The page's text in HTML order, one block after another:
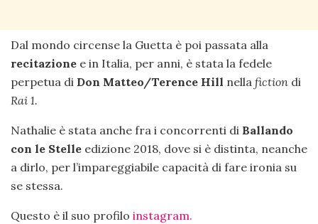
Dal mondo circense la Guetta è poi passata alla
recitazione e in Italia, per anni, è stata la fedele
perpetua di Don Matteo/Terence Hill nella fiction di
Rai 1.
Nathalie è stata anche fra i concorrenti di Ballando
con le Stelle edizione 2018, dove si è distinta, neanche
a dirlo, per l’impareggiabile capacità di fare ironia su
se stessa.
Questo è il suo profilo instagram.